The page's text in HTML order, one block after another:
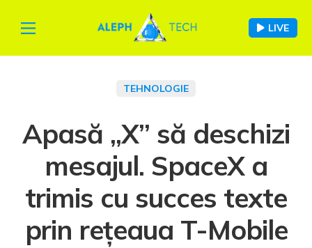
LIVE
TEHNOLOGIE
Apasă „X” să deschizi
mesajul. SpaceX a
trimis cu succes texte
prin rețeaua T-Mobile